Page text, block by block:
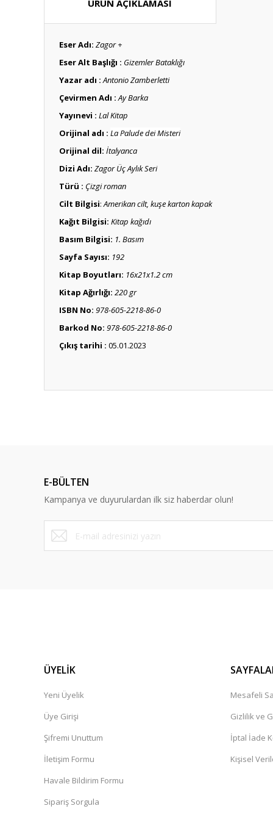
ÜRÜN AÇIKLAMASI
Eser Adı: Zagor +
Eser Alt Başlığı : Gizemler Bataklığı
Yazar adı :Antonio Zamberletti
Çevirmen Adı :Ay Barka
Yayınevi : Lal Kitap
Orijinal adı : La Palude dei Misteri
Orijinal dil: İtalyanca
Dizi Adı: Zagor Üç Aylık Seri
Türü : Çizgi roman
Cilt Bilgisi:Amerikan cilt, kuşe karton kapak
Kağıt Bilgisi: Kitap kağıdı
Basım Bilgisi: 1. Basım
Sayfa Sayısı: 192
Kitap Boyutları: 16x21x1.2 cm
Kitap Ağırlığı: 220 gr
ISBN No: 978-605-2218-86-0
Barkod No: 978-605-2218-86-0
Çıkış tarihi : 05.01.2023
Ürün bilgilerinde hatalar bulunuyor.
Ürün fiyatı diğer sitelerden daha pahalı.
Bu ürüne benzer farklı alternatifler olmalı.
E-BÜLTEN
Kampanya ve duyurulardan ilk siz haberdar olun!
ÜYELİK
Yeni Üyelik
Üye Girişi
Şifremi Unuttum
İletişim Formu
Havale Bildirim Formu
Sipariş Sorgula
Mesafeli
Gizlilik ve
İptal İade
Kişisel